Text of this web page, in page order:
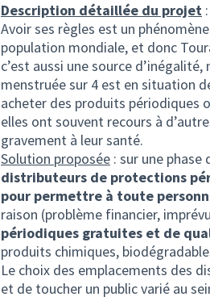
Description détaillée du projet :
Avoir ses règles est un
population mondiale, et donc
c’est aussi une source
menstruée sur 4 est en situation
acheter des produits périodiques
elles ont souvent recours à
gravement à leur santé.
Solution proposée : sur une phase
distributeurs de protections
pour permettre à toute
raison (problème financier,
périodiques gratuites et de
produits chimiques,
Le choix des emplacements des
et de toucher un public varié au